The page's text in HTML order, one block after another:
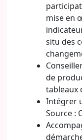
mise en
situ des
de
tableaux
Intégrer
Source :